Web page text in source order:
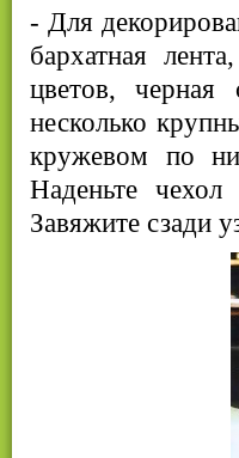
- Для
бархатная
цветов,
несколько
кружевом по
Наденьте
Завяжите сзади